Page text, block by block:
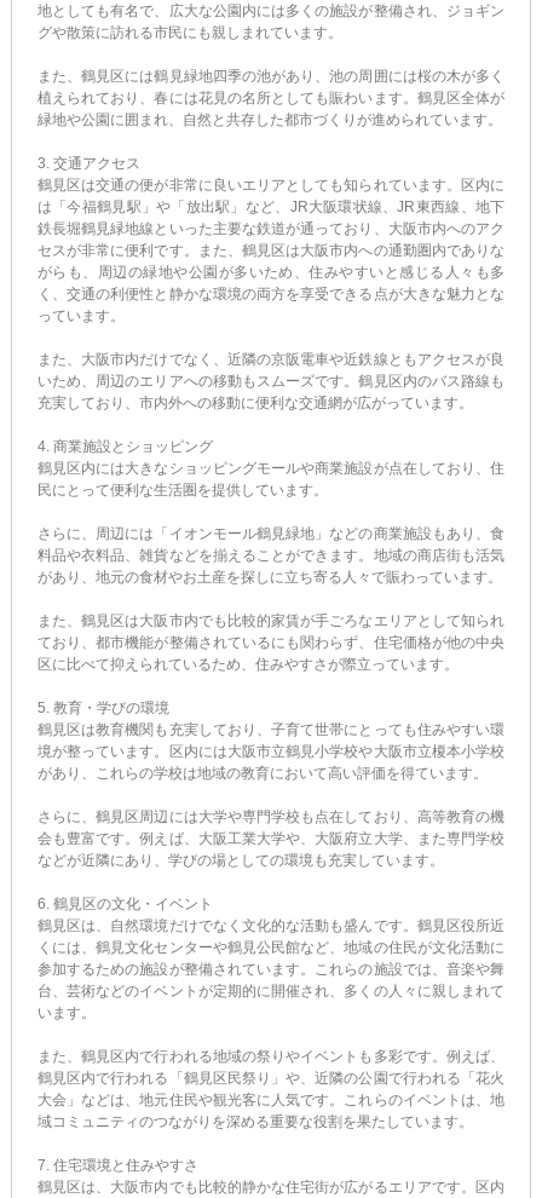
地としても有名で、広大な公園内には多くの施設が整備され、ジョギン
グや散策に訪れる市民にも親しまれています。
また、鶴見区には鶴見緑地四季の池があり、池の周囲には桜の木が多く
植えられており、春には花見の名所としても賑わいます。鶴見区全体が
緑地や公園に囲まれ、自然と共存した都市づくりが進められています。
3. 交通アクセス
鶴見区は交通の便が非常に良いエリアとしても知られています。区内に
は「今福鶴見駅」や「放出駅」など、JR大阪環状線、JR東西線、地下
鉄長堀鶴見緑地線といった主要な鉄道が通っており、大阪市内へのアク
セスが非常に便利です。また、鶴見区は大阪市内への通勤圏内でありな
がらも、周辺の緑地や公園が多いため、住みやすいと感じる人々も多
く、交通の利便性と静かな環境の両方を享受できる点が大きな魅力とな
っています。
また、大阪市内だけでなく、近隣の京阪電車や近鉄線ともアクセスが良
いため、周辺のエリアへの移動もスムーズです。鶴見区内のバス路線も
充実しており、市内外への移動に便利な交通網が広がっています。
4. 商業施設とショッピング
鶴見区内には大きなショッピングモールや商業施設が点在しており、住
民にとって便利な生活圏を提供しています。
さらに、周辺には「イオンモール鶴見緑地」などの商業施設もあり、食
料品や衣料品、雑貨などを揃えることができます。地域の商店街も活気
があり、地元の食材やお土産を探しに立ち寄る人々で賑わっています。
また、鶴見区は大阪市内でも比較的家賃が手ごろなエリアとして知られ
ており、都市機能が整備されているにも関わらず、住宅価格が他の中央
区に比べて抑えられているため、住みやすさが際立っています。
5. 教育・学びの環境
鶴見区は教育機関も充実しており、子育て世帯にとっても住みやすい環
境が整っています。区内には大阪市立鶴見小学校や大阪市立榎本小学校
があり、これらの学校は地域の教育において高い評価を得ています。
さらに、鶴見区周辺には大学や専門学校も点在しており、高等教育の機
会も豊富です。例えば、大阪工業大学や、大阪府立大学、また専門学校
などが近隣にあり、学びの場としての環境も充実しています。
6. 鶴見区の文化・イベント
鶴見区は、自然環境だけでなく文化的な活動も盛んです。鶴見区役所近
くには、鶴見文化センターや鶴見公民館など、地域の住民が文化活動に
参加するための施設が整備されています。これらの施設では、音楽や舞
台、芸術などのイベントが定期的に開催され、多くの人々に親しまれて
います。
また、鶴見区内で行われる地域の祭りやイベントも多彩です。例えば、
鶴見区内で行われる「鶴見区民祭り」や、近隣の公園で行われる「花火
大会」などは、地元住民や観光客に人気です。これらのイベントは、地
域コミュニティのつながりを深める重要な役割を果たしています。
7. 住宅環境と住みやすさ
鶴見区は、大阪市内でも比較的静かな住宅街が広がるエリアです。区内